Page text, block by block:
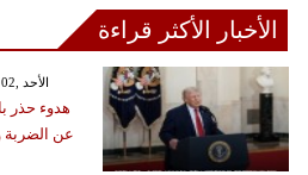
الأخبار الأكثر قراءة
GMT 13:19 2026 الأحد ,02 آب / أغسطس
هدوء حذر
عن الضربة